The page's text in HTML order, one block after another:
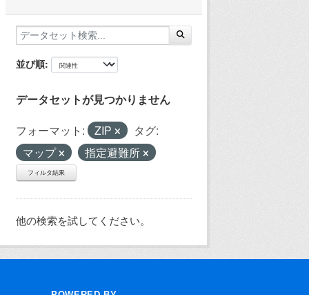
並び順
データセットが見つかりません
フォーマット: ZIP
タグ:
マップ
指定避難所
フィルタ結果
他の検索を試してください。